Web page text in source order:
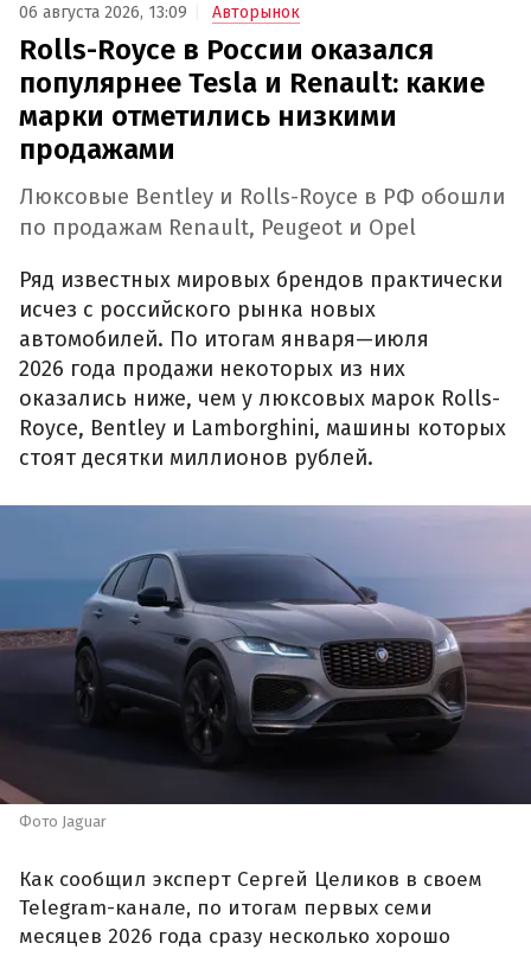
06 августа 2026, 13:09 Авторынок
Rolls-Royce в России оказался
популярнее Tesla и Renault: какие
марки отметились низкими
продажами
Люксовые Bentley и Rolls-Royce в РФ обошли
по продажам Renault, Peugeot и Opel
Ряд известных мировых брендов практически
исчез с российского рынка новых
автомобилей. По итогам января—июля
2026 года продажи некоторых из них
оказались ниже, чем у люксовых марок Rolls-
Royce, Bentley и Lamborghini, машины которых
стоят десятки миллионов рублей.
Фото Jaguar
Как сообщил эксперт Сергей Целиков в своем
Telegram-канале, по итогам первых семи
месяцев 2026 года сразу несколько хорошо